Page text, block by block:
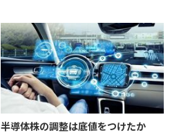
半導体株の調整は底値をつけたか